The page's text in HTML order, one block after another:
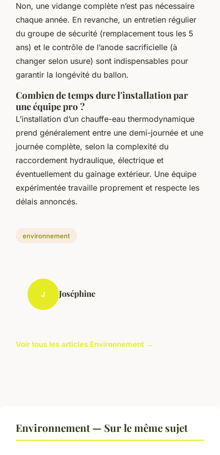
Non, une vidange complète n’est pas nécessaire
chaque année. En revanche, un entretien régulier
du groupe de sécurité (remplacement tous les 5
ans) et le contrôle de l’anode sacrificielle (à
changer selon usure) sont indispensables pour
garantir la longévité du ballon.
Combien de temps dure l'installation par
une équipe pro ?
L’installation d’un chauffe-eau thermodynamique
prend généralement entre une demi-journée et une
journée complète, selon la complexité du
raccordement hydraulique, électrique et
éventuellement du gainage extérieur. Une équipe
expérimentée travaille proprement et respecte les
délais annoncés.
environnement
J Joséphine
Voir tous les articles Environnement →
Environnement — Sur le même sujet